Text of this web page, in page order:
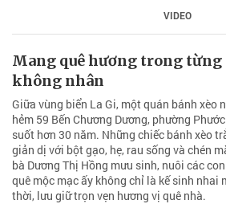
địa chất độc đáo cùng những giá trị văn
VIDEO
Mang quê hương trong từng
không nhân
Giữa vùng biển La Gi, một quán bánh xèo
hẻm 59 Bến Chương Dương, phường
suốt hơn 30 năm. Những chiếc bánh xèo
giản dị với bột gạo, hẹ, rau sống và chén
bà Dương Thị Hồng mưu sinh, nuôi các
quê mộc mạc ấy không chỉ là kế sinh nhai
thời, lưu giữ trọn vẹn hương vị quê nhà.